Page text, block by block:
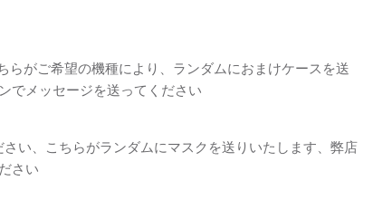
がご希望の機種により、ランダムにおまけケースを送
でメッセージを送ってください
い、こちらがランダムにマスクを送りいたします、弊店
さい